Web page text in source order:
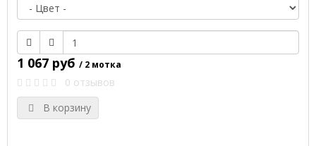
1 067 руб / 2 мотка
0 отзывов
В корзину